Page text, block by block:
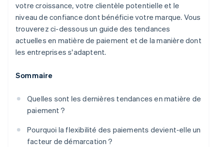
votre croissance, votre clientèle potentielle et le
niveau de confiance dont bénéficie votre marque. Vous
trouverez ci-dessous un guide des tendances
actuelles en matière de paiement et de la manière dont
les entreprises s'adaptent.
Sommaire
Quelles sont les dernières tendances en matière de
paiement ?
Pourquoi la flexibilité des paiements devient-elle un
facteur de démarcation ?